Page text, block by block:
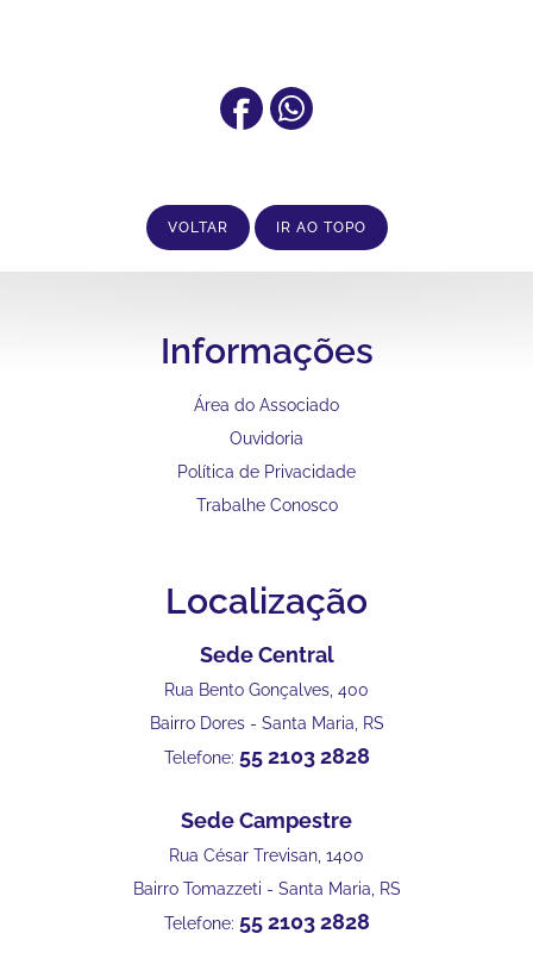
VOLTAR IR AO TOPO
Informações
Área do Associado
Ouvidoria
Política de Privacidade
Trabalhe Conosco
Localização
Sede Central
Rua Bento Gonçalves, 400
Bairro Dores - Santa Maria, RS
Telefone: 55 2103 2828
Sede Campestre
Rua César Trevisan, 1400
Bairro Tomazzeti - Santa Maria, RS
Telefone: 55 2103 2828